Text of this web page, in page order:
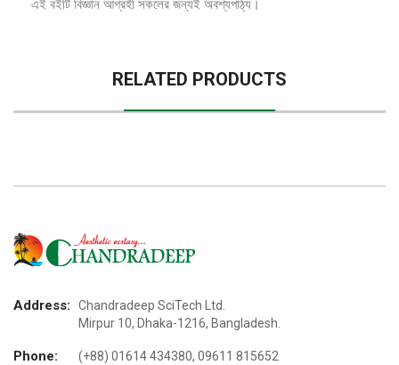
এই বইটি বিজ্ঞান আগ্রহী সকলের জন্যই অবশ্যপাঠ্য।
RELATED PRODUCTS
Address:
Chandradeep SciTech Ltd.
Mirpur 10, Dhaka-1216, Bangladesh.
Phone: (+88) 01614 434380, 09611 815652